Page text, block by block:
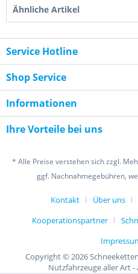
Ähnliche Artikel
Service Hotline
Shop Service
Informationen
Ihre Vorteile bei uns
* Alle Preise verstehen sich zzgl.
ggf. Nachnahmegebühren,
Kontakt Über uns
Kooperationspartner
Copyright © 2026
Nutzfahrzeuge aller Art